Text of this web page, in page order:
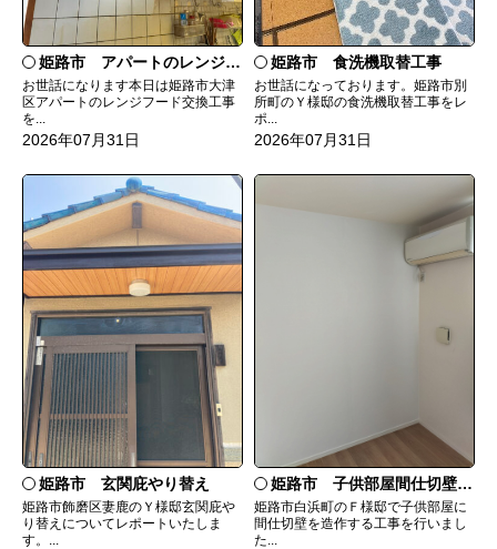
姫路市 アパートのレンジフード交換
お世話になります本日は姫路市大津
区アパートのレンジフード交換工事
を...
2026年07月31日
姫路市 食洗機取替工事
お世話になっております。姫路市別
所町のＹ様邸の食洗機取替工事をレ
ポ...
2026年07月31日
姫路市 玄関庇やり替え
姫路市飾磨区妻鹿のＹ様邸玄関庇や
り替えについてレポートいたしま
す。...
姫路市 子供部屋間仕切壁造作
姫路市白浜町のＦ様邸で子供部屋に
間仕切壁を造作する工事を行いまし
た...